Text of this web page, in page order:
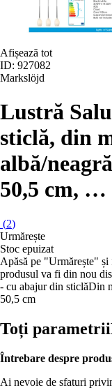
Afișează tot
ID: 927082
Markslöjd
Lustră
sticlă, din
albă/
50,5 cm, …
(2)
Urmărește
Stoc epuizat
Apăsă pe "Urmărește"
produsul va fi din nou
- cu abajur din sticlăDin
50,5 cm
Toți parametrii
Întrebare despre
Ai nevoie de sfaturi